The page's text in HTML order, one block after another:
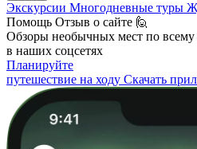
Экскурсии Многодневные туры
Помощь Отзыв о сайте 🙋
Обзоры необычных мест по
в наших соцсетях
Планируйте
путешествие на ходу Скачать